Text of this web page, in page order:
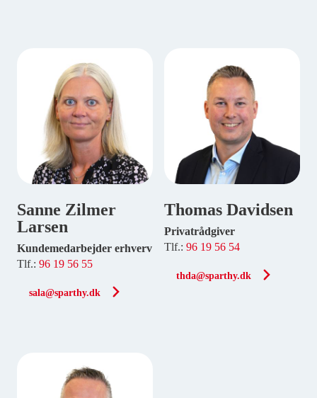
Sanne Zilmer
Larsen
Kundemedarbejder erhverv
Tlf.: 96 19 56 55
sala@sparthy.dk
Thomas Davidsen
Privatrådgiver
Tlf.: 96 19 56 54
thda@sparthy.dk